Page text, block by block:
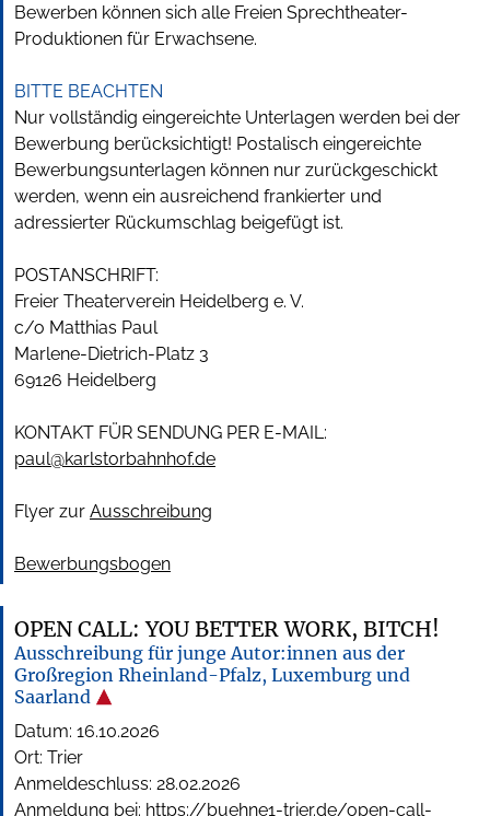
Bewerben können sich alle Freien Sprechtheater-
Produktionen für Erwachsene.
BITTE BEACHTEN
Nur vollständig eingereichte Unterlagen werden bei der
Bewerbung berücksichtigt! Postalisch eingereichte
Bewerbungsunterlagen können nur zurückgeschickt
werden, wenn ein ausreichend frankierter und
adressierter Rückumschlag beigefügt ist.
POSTANSCHRIFT:
Freier Theaterverein Heidelberg e. V.
c/o Matthias Paul
Marlene-Dietrich-Platz 3
69126 Heidelberg
KONTAKT FÜR SENDUNG PER E-MAIL:
paul@karlstorbahnhof.de
Flyer zur Ausschreibung
Bewerbungsbogen
OPEN CALL: YOU BETTER WORK, BITCH!
Ausschreibung für junge Autor:innen aus der
Großregion Rheinland-Pfalz, Luxemburg und
Saarland
Datum: 16.10.2026
Ort: Trier
Anmeldeschluss: 28.02.2026
Anmeldung bei: https://buehne1-trier.de/open-call-